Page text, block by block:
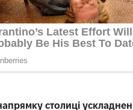
столиці